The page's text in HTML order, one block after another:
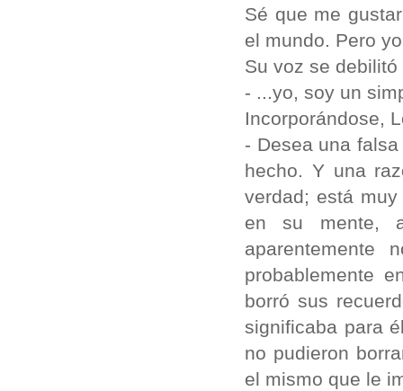
Sé que me
el mundo. Pero
Su voz se
- ...yo, soy un
Incorporándose,
- Desea una
hecho. Y una
verdad; está
en su mente,
aparentemente
probablemente
borró sus
significaba para
no pudieron
el mismo que le